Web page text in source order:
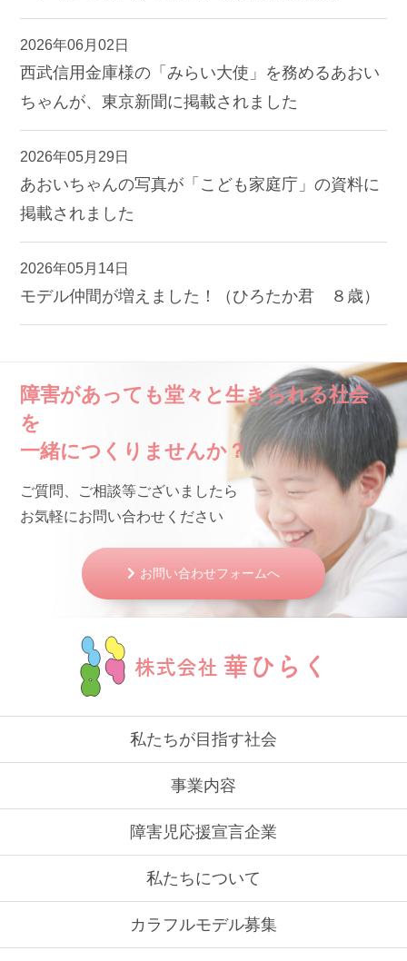
2026年06月02日
西武信用金庫様の「みらい大使」を務めるあおい
ちゃんが、東京新聞に掲載されました
2026年05月29日
あおいちゃんの写真が「こども家庭庁」の資料に
掲載されました
2026年05月14日
モデル仲間が増えました！（ひろたか君 ８歳）
障害があっても堂々と生きられる社会
を
一緒につくりませんか？
ご質問、ご相談等ございましたら
お気軽にお問い合わせください
お問い合わせフォームへ
株式会社 華ひらく
私たちが目指す社会
事業内容
障害児応援宣言企業
私たちについて
カラフルモデル募集